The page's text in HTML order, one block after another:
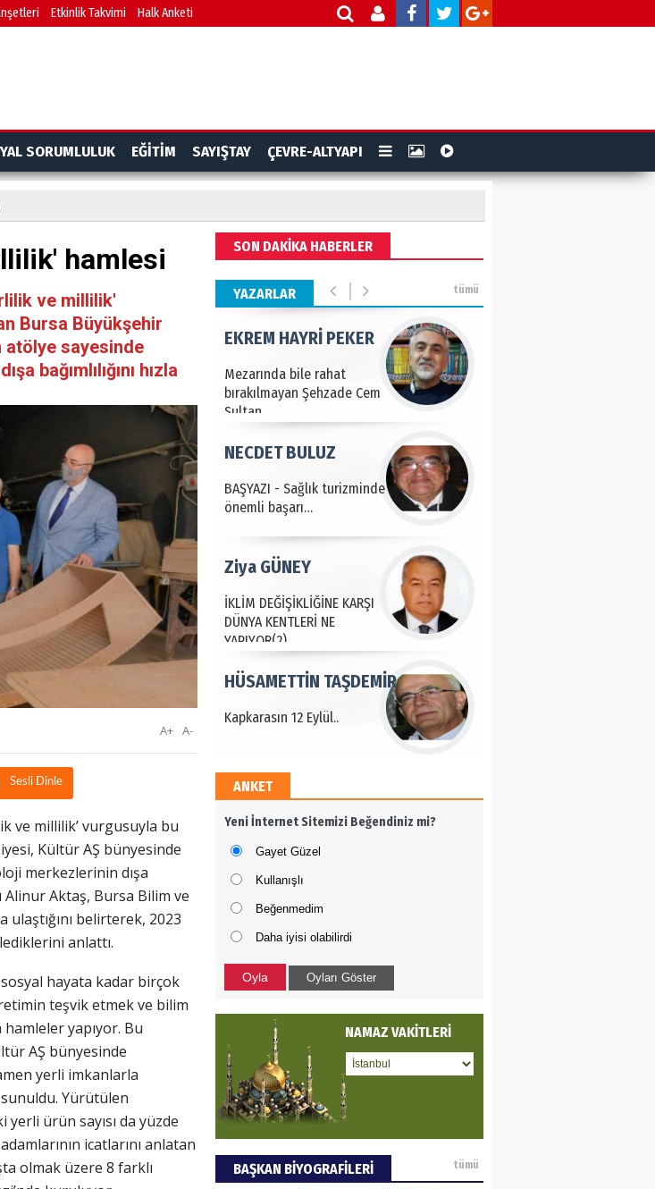
Etkinlik Takvimi Halk Anketi
SORUMLULUK EĞİTİM SAYIŞTAY ÇEVRE-ALTYAPI
hamlesi
ve millilik'
Bursa Büyükşehir
atölye sayesinde
bağımlılığını hızla
A-
A+
Sesli Dinle
ve millilik’ vurgusuyla bu
Kültür AŞ bünyesinde
merkezlerinin dışa
Alinur Aktaş, Bursa Bilim ve
ulaştığını belirterek, 2023
anlattı.
sosyal hayata kadar birçok
teşvik etmek ve bilim
hamleler yapıyor. Bu
AŞ bünyesinde
yerli imkanlarla
Yürütülen
ürün sayısı da yüzde
icatlarını anlatan
olmak üzere 8 farklı
SON DAKİKA HABERLER
YAZARLAR tümü
Türkiye tarımla para
Gökova Kontrolü..
Türkçemiz: Ulusumuz:
Budunumuz..
NAMIK KEMAL ZEYBEK
Mezarında bile rahat
bırakılmayan Şehzade Cem
Sultan
EKREM HAYRİ PEKER
BAŞYAZI - Sağlık turizminde
önemli başarı…
NECDET BULUZ
İKLİM DEĞİŞİKLİĞİNE KARŞI
DÜNYA KENTLERİ NE
YAPIYOR(2)
Ziya GÜNEY
Kapkarasın 12 Eylül..
HÜSAMETTİN TAŞDEMİR
Bu proje ile neyi
hedefliyoruz?
Hakan SOYSAL
Türkiye tarımla para
kazanır..
ALİ BEKTAN
Gökova Kontrolü..
CAN PULAK
ANKET
Yeni İnternet Sitemizi Beğendiniz mi?
Gayet Güzel
Kullanışlı
Beğenmedim
Daha iyisi olabilirdi
Oyla Oyları Göster
NAMAZ VAKİTLERİ
BAŞKAN BİYOGRAFİLERİ tümü